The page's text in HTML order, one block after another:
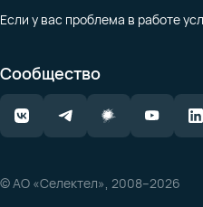
Если у вас проблема в работе
Сообщество
© АО «Селектел», 2008–2026